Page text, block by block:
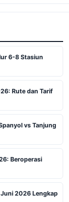
6-8 Stasiun
Rute dan Tarif
vs Tanjung
Beroperasi
2026 Lengkap